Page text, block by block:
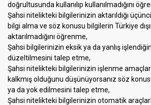
doğrultusunda kullanılıp kullanılmadığını
Şahsi nitelikteki bilgilerinizin aktarıldığı
bilgi alma ve söz konusu bilgilerin Türkiye
aktarılmadığını öğrenme,
Şahsi bilgilerinizin eksik ya da yanlış
düzeltilmesini talep etme,
Şahsi nitelikteki bilgilerinizin işlenme
kalkmış olduğunu düşünüyorsanız söz
ya da yok edilmesini talep etme,
Şahsi nitelikteki bilgilerinizin otomatik